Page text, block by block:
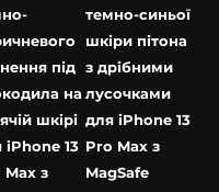
під
на
шкірі
iPhone 13
Max з
темно-синьої
шкіри пітона
з дрібними
лусочками
для iPhone 13
Pro Max з
MagSafe